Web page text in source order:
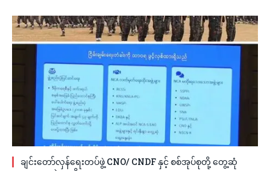
ချင်းတော်လှန်ရေးတပ်ဖွဲ့ CNO/ CNDF နှင့် စစ်အုပ်စုတို့ တွေ့ဆုံ